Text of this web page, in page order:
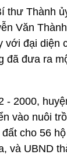
thư Thành
Văn
với đại diện
đã đưa ra
- 2000,
vào nuôi
cho 56
và UBND